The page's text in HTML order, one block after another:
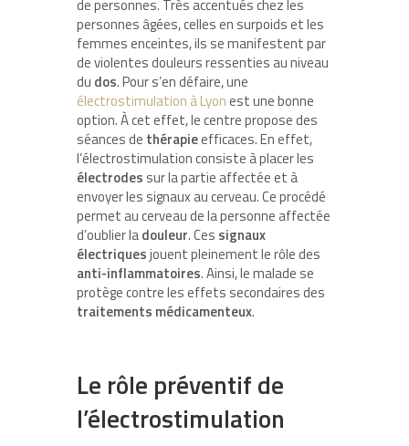
de personnes. Très accentués chez les
personnes âgées, celles en surpoids et les
femmes enceintes, ils se manifestent par
de violentes douleurs ressenties au niveau
du dos. Pour s’en défaire, une
électrostimulation à Lyonest une bonne
option. À cet effet, le centre propose des
séances de thérapieefficaces. En effet,
l’électrostimulation consiste à placer les
électrodes sur la partie affectée et à
envoyer les signaux au cerveau. Ce procédé
permet au cerveau de la personne affectée
d’oublier ladouleur. Ces signaux
électriquesjouent pleinement le rôle des
anti-inflammatoires. Ainsi, le malade se
protège contre les effets secondaires des
traitements médicamenteux.
Le rôle préventif de
l’électrostimulation